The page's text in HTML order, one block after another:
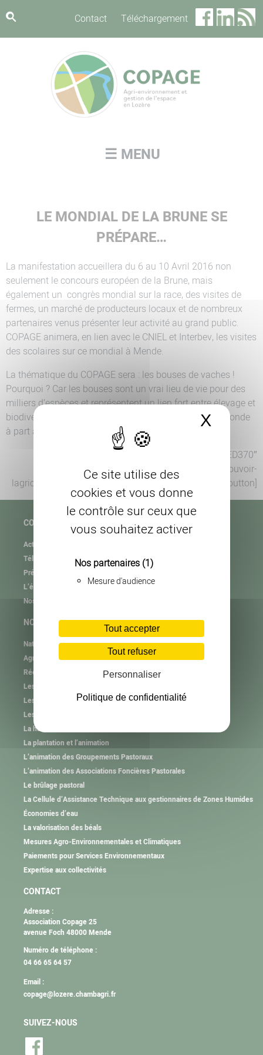
Ce site utilise des
cookies et vous donne
le contrôle sur ceux que
vous souhaitez activer
Nos partenaires (1)
Mesure d'audience
Tout accepter
Tout refuser
Personnaliser
Politique de confidentialité
X
Contact Téléchargement
☰ MENU
LE MONDIAL DE LA BRUNE SE
PRÉPARE…
La manifestation accueillera du 6 au 10 Avril 2016 non
seulement le concours européen de la Brune, mais
également un congrès mondial sur la race, des visites de
fermes, un marché de producteurs locaux et de nombreux
partenaires venus présenter leur activité au grand public.
COPAGE animera, en lien avec le CNIEL et Interbev, les visites
des scolaires sur ce mondial à Mende.
La thématique du COPAGE sera : les bouses de vaches !
Pourquoi ? Car les bouses sont un vrai lieu de vie pour des
milliers d’espèces et représentent un lien fort entre élevage et
biodiversité ! Les élèves se plongeront donc dans ce monde
à part avec un jeu de questions/réponses !
[button color= »#5D774A » background= »#AED370″
size= »large » src= »/espace-collectivites/promouvoir-
lagriculture-sur-son-territoire/ »]+ d’infos Animation[/button]
COPAGE
Actualités
Téléchargement
Présentation de l’association
L’équipe
Nos partenaires
NOS MISSIONS
Natura 2000
Agrifaune
RéeL CPIE de Lozère
Les plastiques agricoles
Les autres collectes
Les consignes de tri
La haie et l’arbre hors forêt
La plantation et l’animation
L’animation des Groupements Pastoraux
L’animation des Associations Foncières Pastorales
Le brûlage pastoral
La Cellule d’Assistance Technique aux gestionnaires de Zones Humides
Économies d’eau
La valorisation des béals
Mesures Agro-Environnementales et Climatiques
Paiements pour Services Environnementaux
Expertise aux collectivités
CONTACT
Adresse :
Association Copage 25
avenue Foch 48000 Mende
Numéro de téléphone :
04 66 65 64 57
Email :
copage@lozere.chambagri.fr
SUIVEZ-NOUS